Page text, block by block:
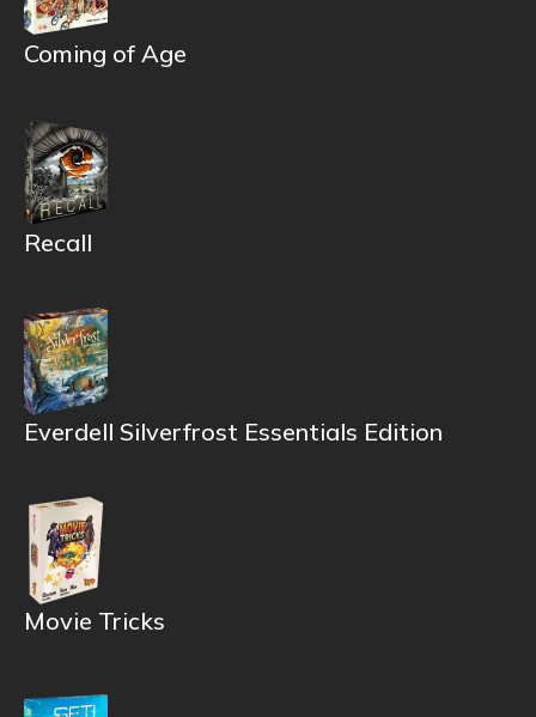
Coming of Age
Recall
Everdell Silverfrost Essentials Edition
Movie Tricks